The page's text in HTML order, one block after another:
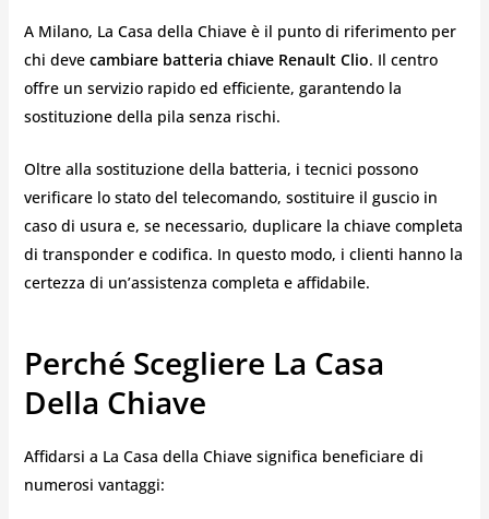
A Milano, La Casa della Chiave è il punto di riferimento per
chi deve cambiare batteria chiave Renault Clio. Il centro
offre un servizio rapido ed efficiente, garantendo la
sostituzione della pila senza rischi.
Oltre alla sostituzione della batteria, i tecnici possono
verificare lo stato del telecomando, sostituire il guscio in
caso di usura e, se necessario, duplicare la chiave completa
di transponder e codifica. In questo modo, i clienti hanno la
certezza di un’assistenza completa e affidabile.
Perché Scegliere La Casa
Della Chiave
Affidarsi a La Casa della Chiave significa beneficiare di
numerosi vantaggi: